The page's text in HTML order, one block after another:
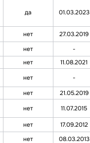
да 01.03.2023
нет 27.03.2019
нет -
нет 11.08.2021
нет -
нет 21.05.2019
нет 11.07.2015
нет 17.09.2012
нет 08.03.2013